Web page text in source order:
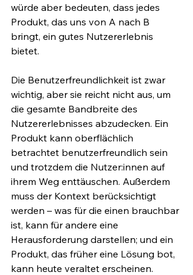
würde aber bedeuten, dass jedes
Produkt, das uns von A nach B
bringt, ein gutes Nutzererlebnis
bietet.
Die Benutzerfreundlichkeit ist zwar
wichtig, aber sie reicht nicht aus, um
die gesamte Bandbreite des
Nutzererlebnisses abzudecken. Ein
Produkt kann oberflächlich
betrachtet benutzerfreundlich sein
und trotzdem die Nutzer:innen auf
ihrem Weg enttäuschen. Außerdem
muss der Kontext berücksichtigt
werden – was für die einen brauchbar
ist, kann für andere eine
Herausforderung darstellen; und ein
Produkt, das früher eine Lösung bot,
kann heute veraltet erscheinen.